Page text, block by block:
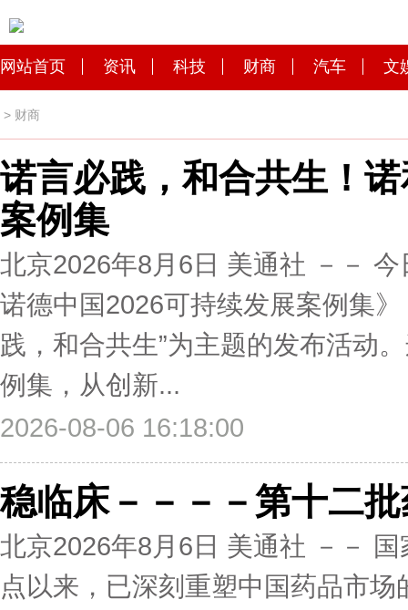
网站首页 资讯 科技 财商 汽车 文
> 财商
诺言必践，和合共生！
案例集
北京2026年8月6日 美通社 －－
诺德中国2026可持续发展案例集
践，和合共生”为主题的发布活动
例集，从创新...
2026-08-06 16:18:00
稳临床－－－－第十二
北京2026年8月6日 美通社 －－
点以来，已深刻重塑中国药品市